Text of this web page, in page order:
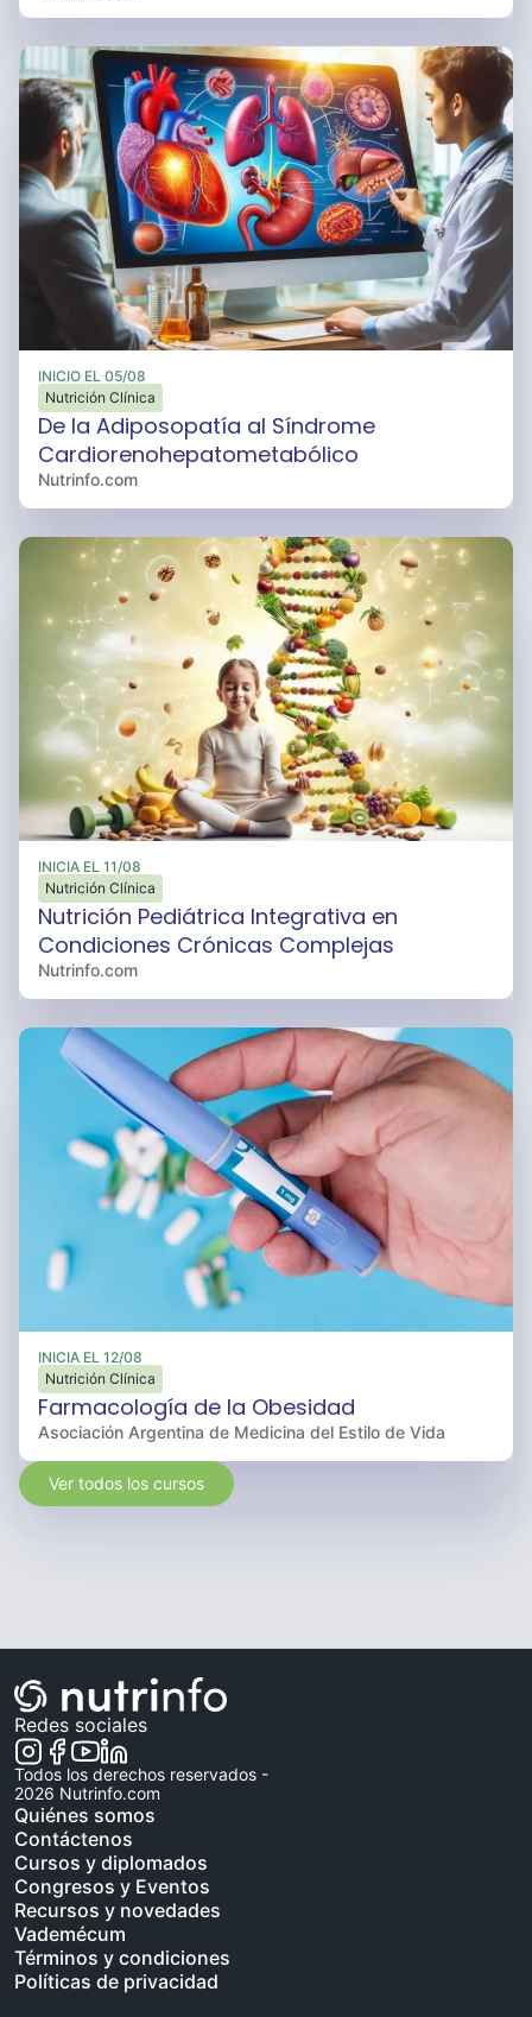
Bonafide
Bonafont
Bontá Divina
Booch
Boost
Boost
Borges
Boutique
BOVË
Break
Breton
Breviss
Brew Vegan
Brewcity
Bria
Briannas
BSD Foods
BSN
Bubulubu
Buen Comer
Burganas
Butter
By Giro
ByourFood
Cabaña Argentina
Cabaña Piedras Blancas
Cabrales
Cachafaz
Cachamai
Cadbury
Café Martinez
Cagnoli
Calahua
Campbell\'s
Campo Austral
Campo Vivo
CampoAmor
Canadian Bagels
Canale
Canut
Canvas
Capitán
Caramel Nature
Carapelli
Carbonell
Carlos V
Carlota
Carnivor
Caroyense
INICIO EL 05/08
Nutrición Clínica
De la Adiposopatía al Síndrome
Cardiorenohepatometabólico
Nutrinfo.com
INICIA EL 11/08
Nutrición Clínica
Nutrición Pediátrica Integrativa en
Condiciones Crónicas Complejas
Nutrinfo.com
INICIA EL 12/08
Nutrición Clínica
Farmacología de la Obesidad
Asociación Argentina de Medicina del Estilo de Vida
Ver todos los cursos
Redes sociales
Todos los derechos reservados -
2026 Nutrinfo.com
Quiénes somos
Contáctenos
Cursos y diplomados
Congresos y Eventos
Recursos y novedades
Vademécum
Términos y condiciones
Políticas de privacidad